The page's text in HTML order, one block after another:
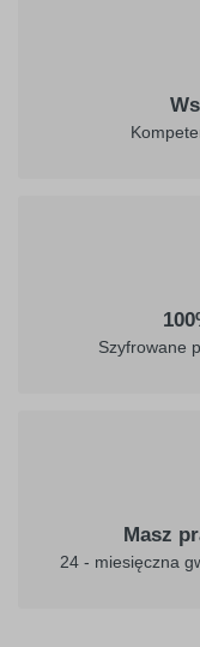
Szyfrowane
Masz
24 - miesięczna